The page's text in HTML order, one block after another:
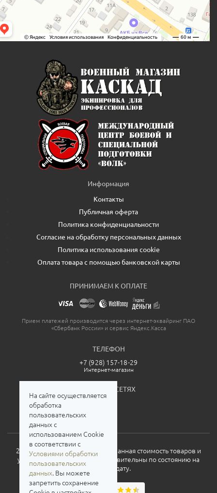
Информация
Контакты
Публичная оферта
Политика конфиденциальности
Согласие на обработку персональных данных
Политика использования cookie
Оплата товара с помощью банковской карты
ПРИНИМАЕМ К ОПЛАТЕ
Прием платежей производится через интернет-эквайринг ПАО
«Сбербанк России» и сервис Яндекс.Касса
ТЕЛЕФОН
+7 (928) 157-18-29
Интернет-магазин
МЫ В СОЦСЕТЯХ
2026. Все права защищены. Указанная стоимость товаров и
условия их приобретения действительны по состоянию на
текущую дату.
На сайте осуществляется
обработка
пользовательских
данных с
использованием Cookie
в соответствии с
Условиями обработки
пользовательских
данных. Вы можете
запретить сохранение